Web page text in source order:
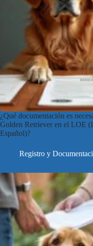
¿Qué documentación es
Golden Retriever en el LOE
Español)?
Registro y